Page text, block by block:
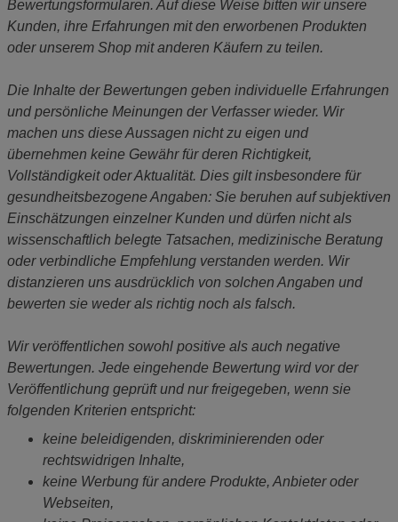
Bewertungsformularen. Auf diese Weise bitten wir unsere
Kunden, ihre Erfahrungen mit den erworbenen Produkten
oder unserem Shop mit anderen Käufern zu teilen.
Die Inhalte der Bewertungen geben individuelle Erfahrungen
und persönliche Meinungen der Verfasser wieder. Wir
machen uns diese Aussagen nicht zu eigen und
übernehmen keine Gewähr für deren Richtigkeit,
Vollständigkeit oder Aktualität. Dies gilt insbesondere für
gesundheitsbezogene Angaben: Sie beruhen auf subjektiven
Einschätzungen einzelner Kunden und dürfen nicht als
wissenschaftlich belegte Tatsachen, medizinische Beratung
oder verbindliche Empfehlung verstanden werden. Wir
distanzieren uns ausdrücklich von solchen Angaben und
bewerten sie weder als richtig noch als falsch.
Wir veröffentlichen sowohl positive als auch negative
Bewertungen. Jede eingehende Bewertung wird vor der
Veröffentlichung geprüft und nur freigegeben, wenn sie
folgenden Kriterien entspricht:
keine beleidigenden, diskriminierenden oder
rechtswidrigen Inhalte,
keine Werbung für andere Produkte, Anbieter oder
Webseiten,